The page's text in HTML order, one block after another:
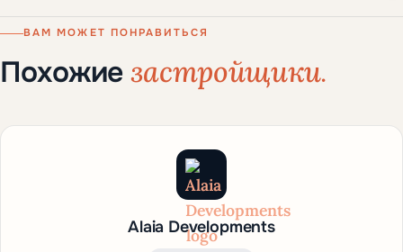
ВАМ МОЖЕТ ПОНРАВИТЬСЯ
Похожиезастройщики.
Alaia Developments